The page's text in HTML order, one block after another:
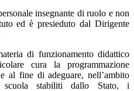
insegnante di ruolo e non
ed è presieduto dal Dirigente
di funzionamento didattico
cura la programmazione
al fine di adeguare, nell’ambito
scuola stabiliti dallo Stato, i